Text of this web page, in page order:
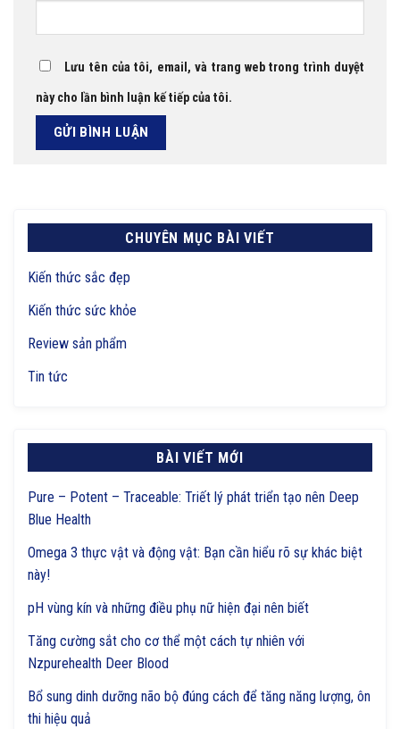
Lưu tên của tôi, email, và trang web trong trình duyệt
này cho lần bình luận kế tiếp của tôi.
CHUYÊN MỤC BÀI VIẾT
Kiến thức sắc đẹp
Kiến thức sức khỏe
Review sản phẩm
Tin tức
BÀI VIẾT MỚI
Pure – Potent – Traceable: Triết lý phát triển tạo nên Deep
Blue Health
Omega 3 thực vật và động vật: Bạn cần hiểu rõ sự khác biệt
này!
pH vùng kín và những điều phụ nữ hiện đại nên biết
Tăng cường sắt cho cơ thể một cách tự nhiên với
Nzpurehealth Deer Blood
Bổ sung dinh dưỡng não bộ đúng cách để tăng năng lượng, ôn
thi hiệu quả